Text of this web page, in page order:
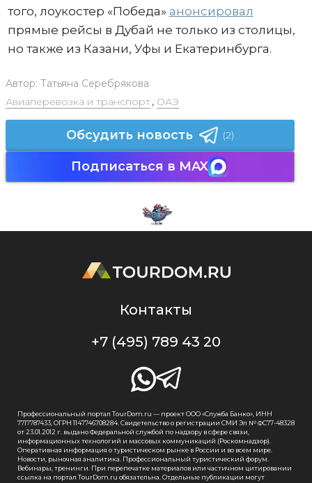
того, лоукостер «Победа» анонсировал
прямые рейсы в Дубай не только из столицы,
но также из Казани, Уфы и Екатеринбурга.
Автор: Татьяна Серебрякова
Авиаперевозка и транспорт, ОАЭ
Обсудить новость (2)
Подписаться в MAX
Контакты
+7 (495) 789 43 20
Профессиональный портал TourDom.ru — проект ООО «Служба Банко», ИНН
7717787433, ОГРН 1147746708284. Свидетельство о регистрации СМИ Эл № ФС77-48328
от 23.01.2012 г. выдано Федеральной службой по надзору в сфере связи,
информационных технологий и массовых коммуникаций (Роскомнадзор).
Оперативная информация о туристическом рынке в России и во всем мире.
Новости, рыночная аналитика. Профессиональный туристический форум.
Вебинары, тренинги. При перепечатке материалов или частичном цитировании
ссылка на портал TourDom.ru обязательна. Отдельные публикации могут